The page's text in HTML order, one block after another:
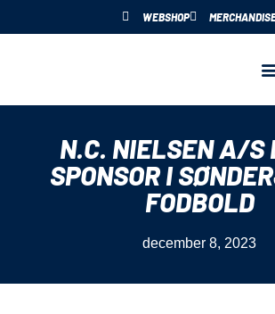
WEBSHOP
N.C. NIELSEN A/S
SPONSOR I
FODBOLD
december 8, 2023